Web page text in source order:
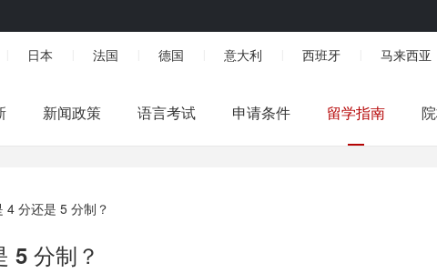
日本 法国 德国 意大利 西班牙 马来西亚
新闻政策 语言考试 申请条件 留学指南
4 分还是 5 分制？
5 分制？